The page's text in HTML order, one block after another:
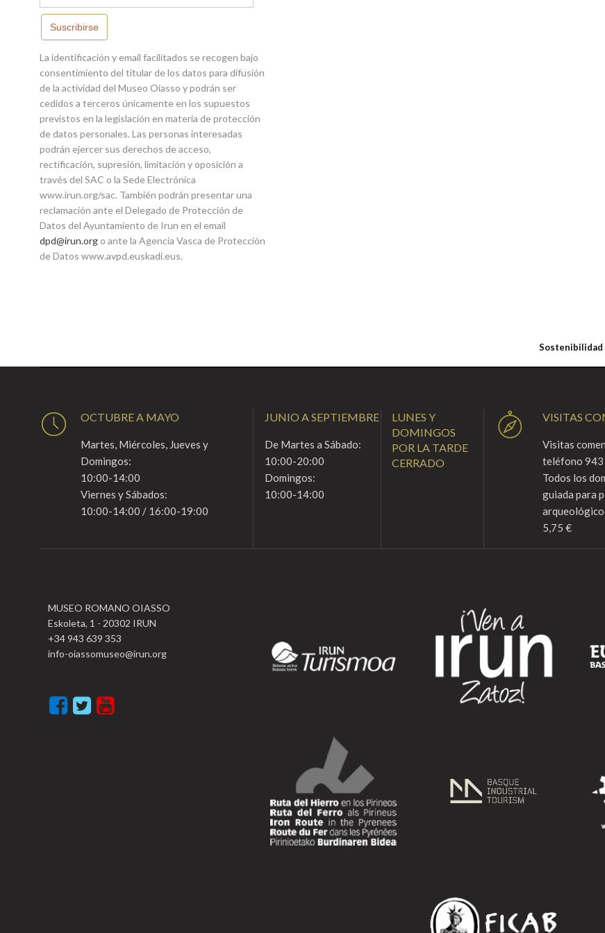
Suscribirse
La identificación y email facilitados se recogen bajo
consentimiento del titular de los datos para difusión
de la actividad del Museo Oiasso y podrán ser
cedidos a terceros únicamente en los supuestos
previstos en la legislación en materia de protección
de datos personales. Las personas interesadas
podrán ejercer sus derechos de acceso,
rectificación, supresión, limitación y oposición a
través del SAC o la Sede Electrónica
www.irun.org/sac. También podrán presentar una
reclamación ante el Delegado de Protección de
Datos del Ayuntamiento de Irun en el email
dpd@irun.org o ante la Agencia Vasca de Protección
de Datos www.avpd.euskadi.eus.
Sostenibilidad
OCTUBRE A MAYO
Martes, Miércoles, Jueves y
Domingos:
10:00-14:00
Viernes y Sábados:
10:00-14:00 / 16:00-19:00
JUNIO A SEPTIEMBRE
De Martes a Sábado:
10:00-20:00
Domingos:
10:00-14:00
LUNES Y
DOMINGOS
POR LA TARDE
CERRADO
VISITAS
Visitas
teléfono 943
Todos los
guiada para
arqueológico
5,75 €
MUSEO ROMANO OIASSO
Eskoleta, 1 - 20302 IRUN
+34 943 639 353
info-oiassomuseo@irun.org